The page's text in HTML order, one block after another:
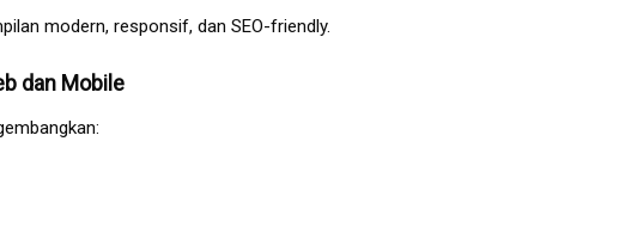
modern, responsif, dan SEO-friendly.
dan Mobile